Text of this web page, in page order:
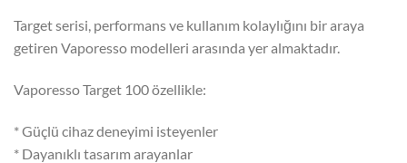
Target serisi, performans ve kullanım kolaylığını bir araya
getiren Vaporesso modelleri arasında yer almaktadır.
Vaporesso Target 100 özellikle:
* Güçlü cihaz deneyimi isteyenler
* Dayanıklı tasarım arayanlar